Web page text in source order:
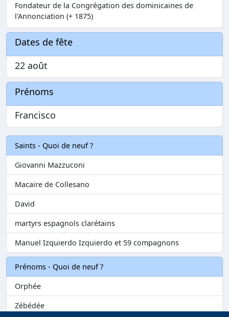
Fondateur de la Congrégation des dominicaines de
l'Annonciation (+ 1875)
Dates de fête
22 août
Prénoms
Francisco
Saints - Quoi de neuf ?
Giovanni Mazzuconi
Macaire de Collesano
David
martyrs espagnols clarétains
Manuel Izquierdo Izquierdo et 59 compagnons
Prénoms - Quoi de neuf ?
Orphée
Zébédée